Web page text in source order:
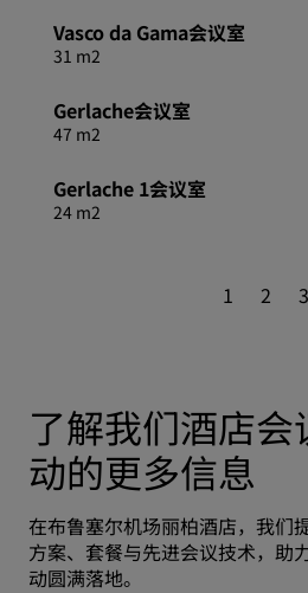
Vasco da Gama会议室
31 m2
Gerlache会议室
47 m2
Gerlache 1会议室
24 m2
1 2 3
了解我们酒店会
动的更多信息
在布鲁塞尔机场丽柏酒店，我们
方案、套餐与先进会议技术，助
动圆满落地。